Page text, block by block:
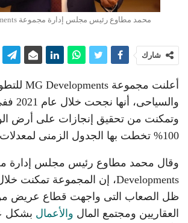
محمد مطاوع رئيس مجلس إدارة مجموعة MG Developments
شارك
أعلنت مجموعة MG Developments للتطوير
وتمكنت من تحقيق إنجازات على أرض
100% تخطت بها الجدول الزمنى لمعدلات التنفيذ.
ظل الصعاب التى واجهت قطاع عريض
العقاريين ومجتمع المال والأعمال بشكل